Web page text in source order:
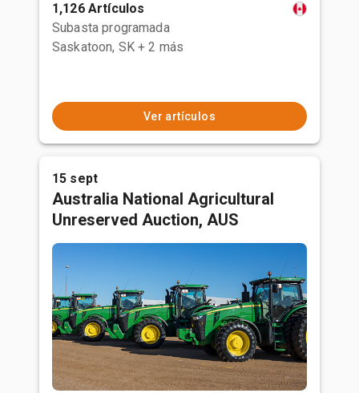
1,126 Artículos
Subasta programada
Saskatoon, SK + 2 más
Ver artículos
15 sept
Australia National Agricultural
Unreserved Auction, AUS